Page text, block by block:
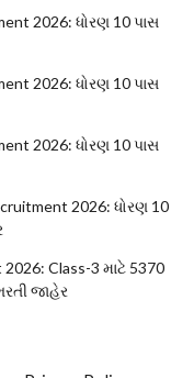
2026: ધોરણ 10 પાસ
2026: ધોરણ 10 પાસ
2026: ધોરણ 10 પાસ
2026: ધોરણ 10
Class-3 માટે 5370
જાહેર